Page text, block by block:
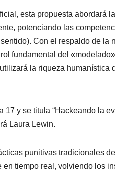
esta propuesta abordará
potenciando las
Con el respaldo de
fundamental del
la riqueza
17 y se titula “Hackeando la
Laura Lewin.
punitivas tradicionales
tiempo real, volviendo los